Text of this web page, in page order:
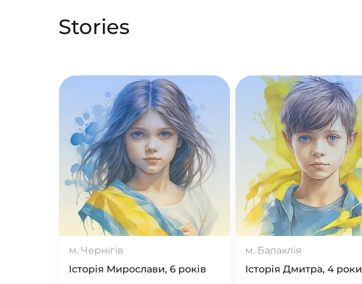
Stories
м. Чернігів
Історія Мирослави, 6 років
м. Балаклія
Історія Дмитра, 4 роки